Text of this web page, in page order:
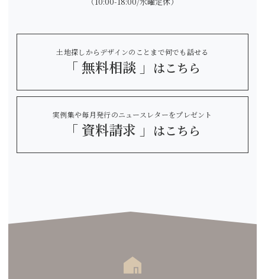
土地探しからデザインのことまで何でも話せる
「 無料相談 」 はこちら
実例集や毎月発行のニュースレターをプレゼント
「 資料請求 」 はこちら